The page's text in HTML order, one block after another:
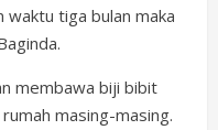
waktu tiga bulan maka
membawa biji bibit
masing-masing.